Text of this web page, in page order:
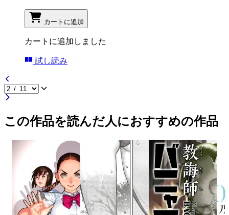
カートに追加
カートに追加しました
試し読み
この作品を読んだ人におすすめの作品